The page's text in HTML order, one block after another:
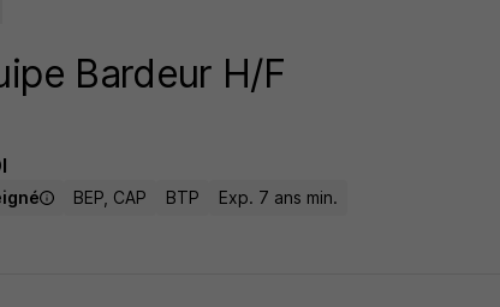
Bardeur H/F
BEP, CAP BTP Exp. 7 ans min.